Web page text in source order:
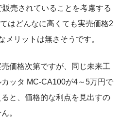
売されていることを考慮する
はどんなに高くても実売価格2
メリットは無さそうです。
価格次第ですが、同じ未来工
ッタ MC-CA100が4～5万円で
と、価格的な利点を見出すの
。